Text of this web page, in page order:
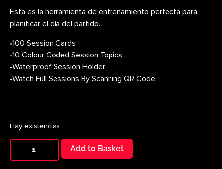
Esta es la herramienta de entrenamiento perfecta para
planificar el día del partido.
•100 Session Cards
•10 Colour Coded Session Topics
•Waterproof Session Holder
•Watch Full Sessions By Scanning QR Code
Hay existencias
Add to Basket